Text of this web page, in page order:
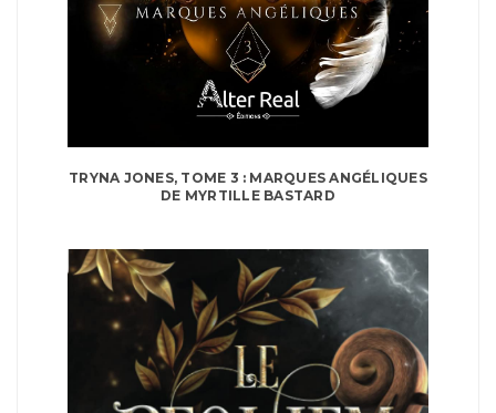
TRYNA JONES, TOME 3 : MARQUES ANGÉLIQUES
DE MYRTILLE BASTARD